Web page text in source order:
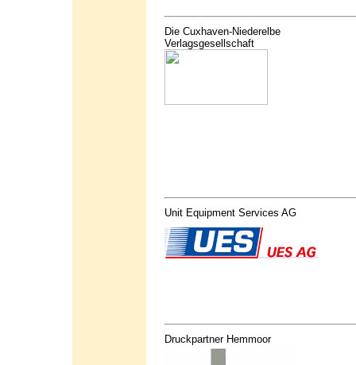
Die Cuxhaven-Niederelbe
Verlagsgesellschaft
Unit Equipment Services AG
Druckpartner Hemmoor